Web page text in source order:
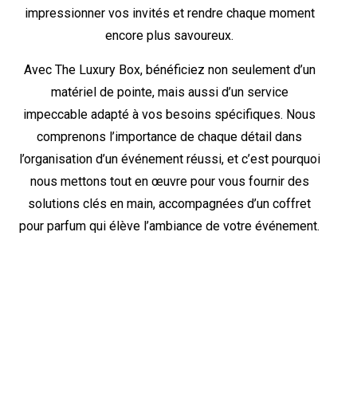
impressionner vos invités et rendre chaque moment
encore plus savoureux.
Avec The Luxury Box, bénéficiez non seulement d’un
matériel de pointe, mais aussi d’un service
impeccable adapté à vos besoins spécifiques. Nous
comprenons l’importance de chaque détail dans
l’organisation d’un événement réussi, et c’est pourquoi
nous mettons tout en œuvre pour vous fournir des
solutions clés en main, accompagnées d’un coffret
pour parfum qui élève l’ambiance de votre événement.